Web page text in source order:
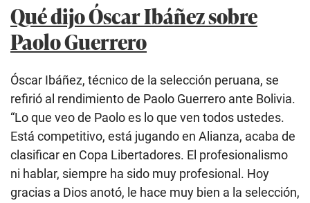
Qué dijo Óscar Ibáñez sobre
Paolo Guerrero
Óscar Ibáñez, técnico de la selección peruana, se
refirió al rendimiento de Paolo Guerrero ante Bolivia.
“Lo que veo de Paolo es lo que ven todos ustedes.
Está competitivo, está jugando en Alianza, acaba de
clasificar en Copa Libertadores. El profesionalismo
ni hablar, siempre ha sido muy profesional. Hoy
gracias a Dios anotó, le hace muy bien a la selección,